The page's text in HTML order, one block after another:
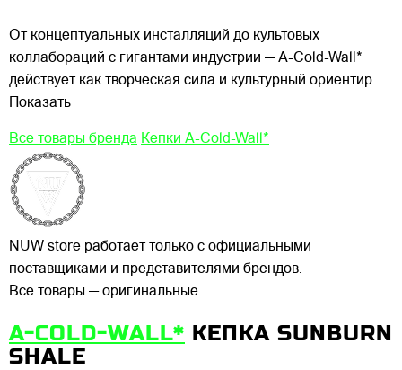
От концептуальных инсталляций до культовых
коллабораций с гигантами индустрии — A-Cold-Wall*
действует как творческая сила и культурный ориентир. ...
Показать
Все товары бренда Кепки A-Cold-Wall*
NUW store работает только с официальными
поставщиками и представителями брендов.
Все товары — оригинальные.
A-COLD-WALL* КЕПКА SUNBURN
SHALE